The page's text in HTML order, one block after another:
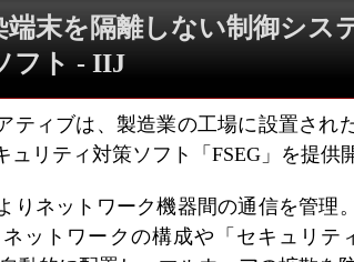
端末を隔離しない制御シス
フト - IIJ
ティブは、製造業の工場に設置され
リティ対策ソフト「FSEG」を提供
りネットワーク機器間の通信を管理
ットワークの構成や「セキュリテ